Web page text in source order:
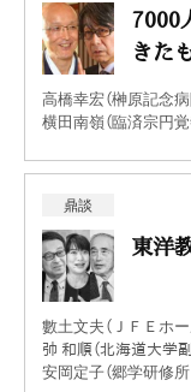
7000
きた
高橋幸宏（榊原記念病
横田南嶺（臨済宗円覚
鼎談
東洋
數土文夫（ＪＦＥホ
𢎭 和順（北海道大学
安岡定子（郷学研修